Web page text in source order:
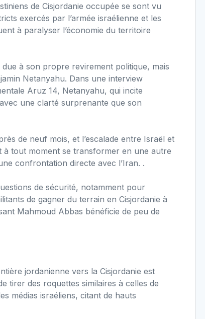
de Cisjordanie occupée se sont vu
exercés par l’armée israélienne et les
à paralyser l’économie du territoire
due à son propre revirement politique, mais
Netanyahu. Dans une interview
Aruz 14, Netanyahu, qui incite
une clarté surprenante que son
de neuf mois, et l’escalade entre Israël et
tout moment se transformer en une autre
confrontation directe avec l’Iran. .
de sécurité, notamment pour
de gagner du terrain en Cisjordanie à
Mahmoud Abbas bénéficie de peu de
jordanienne vers la Cisjordanie est
tirer des roquettes similaires à celles de
médias israéliens, citant de hauts